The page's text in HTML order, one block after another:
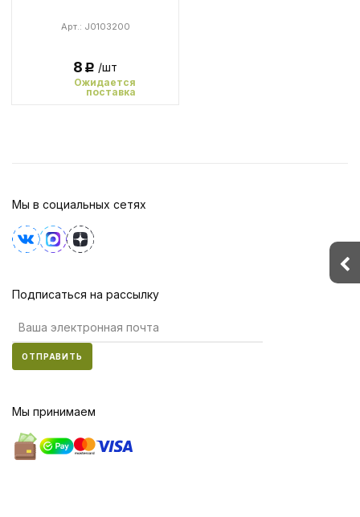
Арт.: J0103200
8Р /шт
Ожидается
поставка
Мы в социальных сетях
Подписаться на рассылку
ОТПРАВИТЬ
Мы принимаем